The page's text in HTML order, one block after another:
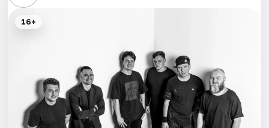
Стендап
События
16+